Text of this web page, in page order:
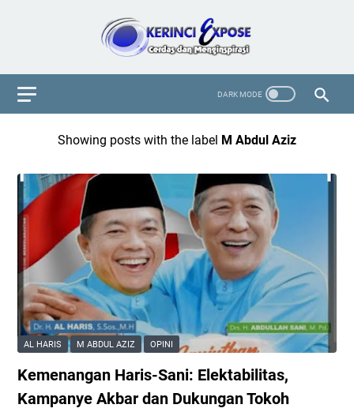
Showing posts with the label M Abdul Aziz
AL HARIS M ABDUL AZIZ OPINI
Kemenangan Haris-Sani: Elektabilitas,
Kampanye Akbar dan Dukungan Tokoh